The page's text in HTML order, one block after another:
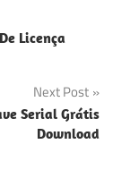
Licença
Next Post
Serial Grátis
Download